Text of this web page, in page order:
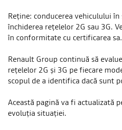
Reține: conducerea vehiculului
închiderea rețelelor 2G sau 3G.
în conformitate cu certificarea sa.
Renault Group continuă să
rețelelor 2G și 3G pe fiecare
scopul de a identifica dacă sunt
Această pagină va fi actualizată
evoluția situației.